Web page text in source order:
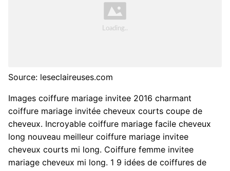
Source: leseclaireuses.com
Images coiffure mariage invitee 2016 charmant
coiffure mariage invitée cheveux courts coupe de
cheveux. Incroyable coiffure mariage facile cheveux
long nouveau meilleur coiffure mariage invitee
cheveux courts mi long. Coiffure femme invitee
mariage cheveux mi long. 1 9 idées de coiffures de